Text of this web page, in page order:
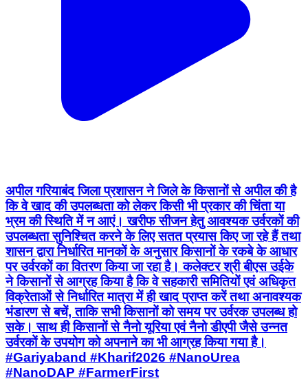
अपील गरियाबंद जिला प्रशासन ने जिले के किसानों से अपील की है
कि वे खाद की उपलब्धता को लेकर किसी भी प्रकार की चिंता या
भ्रम की स्थिति में न आएं। खरीफ सीजन हेतु आवश्यक उर्वरकों की
उपलब्धता सुनिश्चित करने के लिए सतत प्रयास किए जा रहे हैं तथा
शासन द्वारा निर्धारित मानकों के अनुसार किसानों के रकबे के आधार
पर उर्वरकों का वितरण किया जा रहा है। कलेक्टर श्री बीएस उईके
ने किसानों से आग्रह किया है कि वे सहकारी समितियों एवं अधिकृत
विक्रेताओं से निर्धारित मात्रा में ही खाद प्राप्त करें तथा अनावश्यक
भंडारण से बचें, ताकि सभी किसानों को समय पर उर्वरक उपलब्ध हो
सके। साथ ही किसानों से नैनो यूरिया एवं नैनो डीएपी जैसे उन्नत
उर्वरकों के उपयोग को अपनाने का भी आग्रह किया गया है।
#Gariyaband #Kharif2026 #NanoUrea
#NanoDAP #FarmerFirst